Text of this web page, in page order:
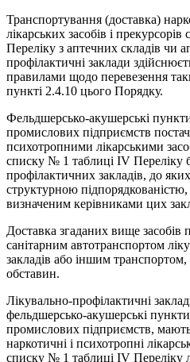
Транспортування (доставка)
лікарських засобів i
Переліку з аптечних складів чи
профілактичні заклади
правилами щодо перевезення
пункті 2.4.10 цього Порядку.
Фельдшерсько-акушерські
промислових підприємств
психотропними лікарськими
списку № 1 таблиці IV Переліку
профілактичних закладів, до
структурною підпорядкованістю,
визначеним керівниками цих
Доставка згаданих вище засобів
санітарним автотранспортом
закладів або іншим
обставин.
Лікувально-профілактичні
фельдшерсько-акушерські
промислових підприємств,
наркотичні i психотропні
списку № 1 таблиці IV Переліку